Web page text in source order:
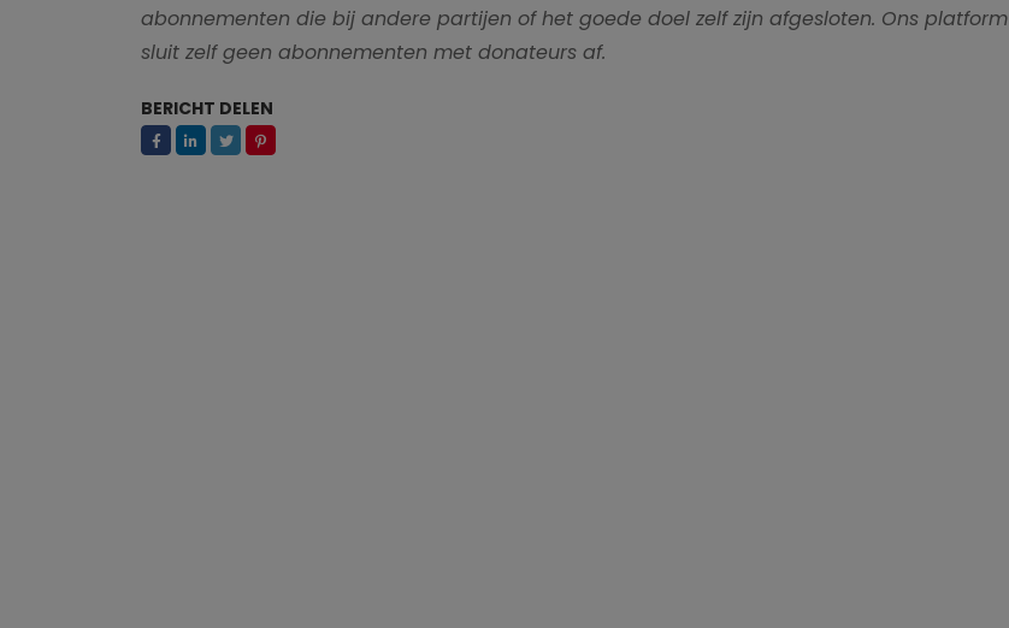
abonnementen die bij andere partijen of het goede doel zelf zijn afgesloten. Ons platform
sluit zelf geen abonnementen met donateurs af.
BERICHT DELEN